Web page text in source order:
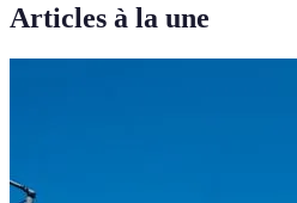
Articles à la une